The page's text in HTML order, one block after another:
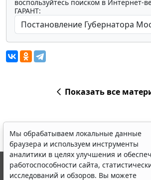
воспользуйтесь поиском в Интернет-
ГАРАНТ:
Показать все
Мы обрабатываем локальные данные
браузера и используем инструменты
аналитики в целях улучшения и
работоспособности сайта,
исследований и обзоров. Вы можете
© ООО "НПП "ГАРАНТ-СЕРВИС", 2026.